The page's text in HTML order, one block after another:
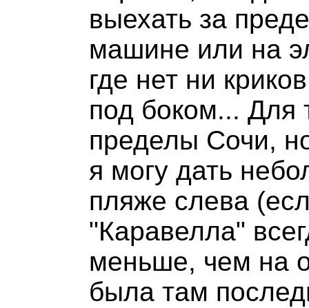
выехать за
машине или на
где нет ни
под боком... Для
пределы Сочи,
я могу дать
пляже слева
"Каравелла"
меньше, чем на
была там